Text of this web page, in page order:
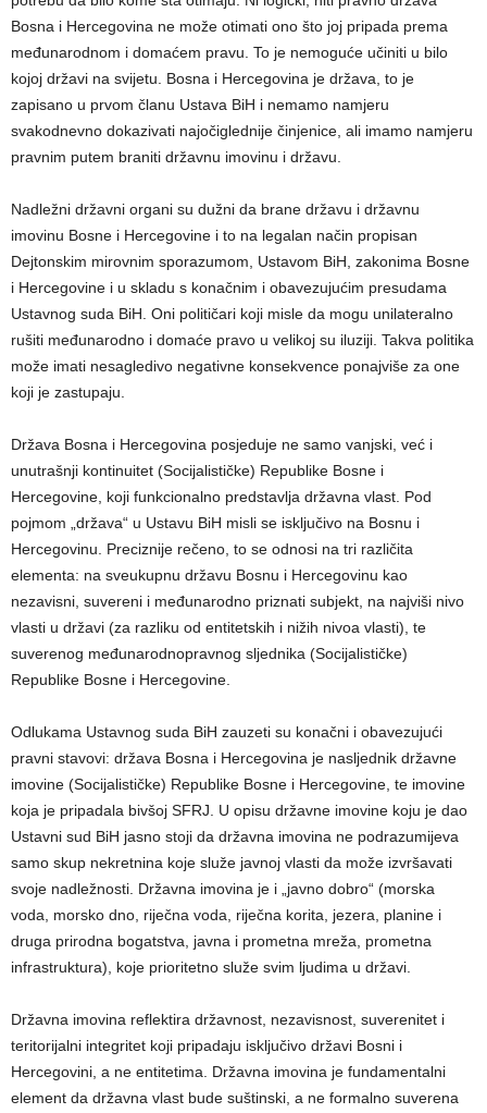
Bosna i Hercegovina ne može otimati ono što joj pripada prema
međunarodnom i domaćem pravu. To je nemoguće učiniti u bilo
kojoj državi na svijetu. Bosna i Hercegovina je država, to je
zapisano u prvom članu Ustava BiH i nemamo namjeru
svakodnevno dokazivati najočiglednije činjenice, ali imamo namjeru
pravnim putem braniti državnu imovinu i državu.
Nadležni državni organi su dužni da brane državu i državnu
imovinu Bosne i Hercegovine i to na legalan način propisan
Dejtonskim mirovnim sporazumom, Ustavom BiH, zakonima Bosne
i Hercegovine i u skladu s konačnim i obavezujućim presudama
Ustavnog suda BiH. Oni političari koji misle da mogu unilateralno
rušiti međunarodno i domaće pravo u velikoj su iluziji. Takva politika
može imati nesagledivo negativne konsekvence ponajviše za one
koji je zastupaju.
Država Bosna i Hercegovina posjeduje ne samo vanjski, već i
unutrašnji kontinuitet (Socijalističke) Republike Bosne i
Hercegovine, koji funkcionalno predstavlja državna vlast. Pod
pojmom „država“ u Ustavu BiH misli se isključivo na Bosnu i
Hercegovinu. Preciznije rečeno, to se odnosi na tri različita
elementa: na sveukupnu državu Bosnu i Hercegovinu kao
nezavisni, suvereni i međunarodno priznati subjekt, na najviši nivo
vlasti u državi (za razliku od entitetskih i nižih nivoa vlasti), te
suverenog međunarodnopravnog sljednika (Socijalističke)
Republike Bosne i Hercegovine.
Odlukama Ustavnog suda BiH zauzeti su konačni i obavezujući
pravni stavovi: država Bosna i Hercegovina je nasljednik državne
imovine (Socijalističke) Republike Bosne i Hercegovine, te imovine
koja je pripadala bivšoj SFRJ. U opisu državne imovine koju je dao
Ustavni sud BiH jasno stoji da državna imovina ne podrazumijeva
samo skup nekretnina koje služe javnoj vlasti da može izvršavati
svoje nadležnosti. Državna imovina je i „javno dobro“ (morska
voda, morsko dno, riječna voda, riječna korita, jezera, planine i
druga prirodna bogatstva, javna i prometna mreža, prometna
infrastruktura), koje prioritetno služe svim ljudima u državi.
Državna imovina reflektira državnost, nezavisnost, suverenitet i
teritorijalni integritet koji pripadaju isključivo državi Bosni i
Hercegovini, a ne entitetima. Državna imovina je fundamentalni
element da državna vlast bude suštinski, a ne formalno suverena